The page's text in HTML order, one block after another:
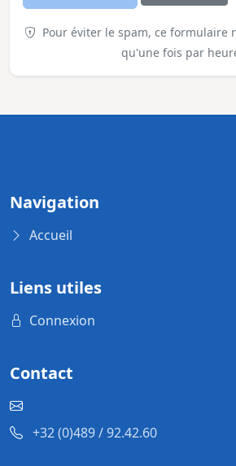
Pour éviter le spam, ce formulaire
qu'une fois par
Navigation
Accueil
Liens utiles
Connexion
Contact
+32 (0)489 / 92.42.60